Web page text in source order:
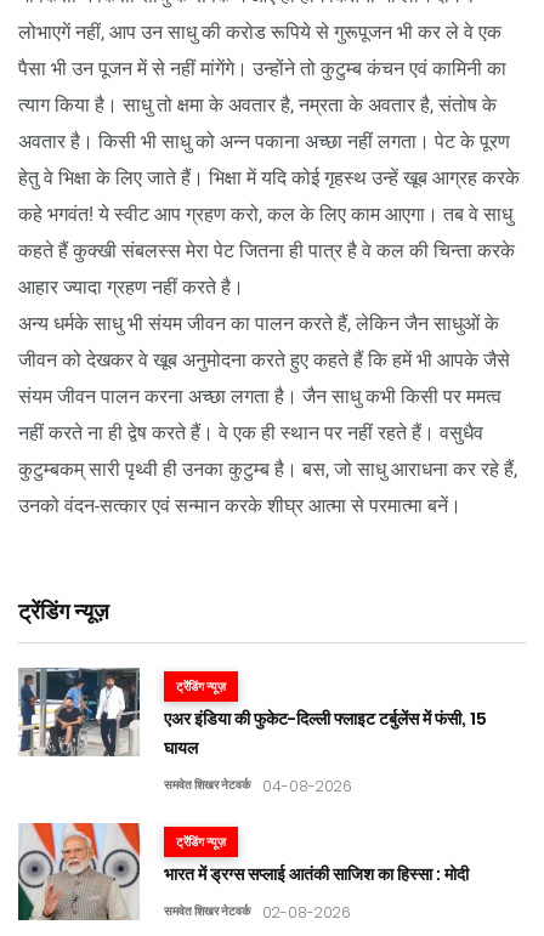
लोभाएगें नहीं, आप उन साधु की करोड रूपिये से गुरूपूजन भी कर ले वे एक
पैसा भी उन पूजन में से नहीं मांगेंगे। उन्होंने तो कुटुम्ब कंचन एवं कामिनी का
त्याग किया है। साधु तो क्षमा के अवतार है, नम्रता के अवतार है, संतोष के
अवतार है। किसी भी साधु को अन्न पकाना अच्छा नहीं लगता। पेट के पूरण
हेतु वे भिक्षा के लिए जाते हैं। भिक्षा में यदि कोई गृहस्थ उन्हें खूब आग्रह करके
कहे भगवंत! ये स्वीट आप ग्रहण करो, कल के लिए काम आएगा। तब वे साधु
कहते हैं कुक्खी संबलस्स मेरा पेट जितना ही पात्र है वे कल की चिन्ता करके
आहार ज्यादा ग्रहण नहीं करते है।
अन्य धर्मके साधु भी संयम जीवन का पालन करते हैं, लेकिन जैन साधुओं के
जीवन को देखकर वे खूब अनुमोदना करते हुए कहते हैं कि हमें भी आपके जैसे
संयम जीवन पालन करना अच्छा लगता है। जैन साधु कभी किसी पर ममत्व
नहीं करते ना ही द्वेष करते हैं। वे एक ही स्थान पर नहीं रहते हैं। वसुधैव
कुटुम्बकम् सारी पृथ्वी ही उनका कुटुम्ब है। बस, जो साधु आराधना कर रहे हैं,
उनको वंदन-सत्कार एवं सन्मान करके शीघ्र आत्मा से परमात्मा बनें।
ट्रेंडिंग न्यूज़
ट्रेंडिंग न्यूज़
एअर इंडिया की फुकेट-दिल्ली फ्लाइट टर्बुलेंस में फंसी, 15
घायल
समवेत शिखर नेटवर्क 04-08-2026
ट्रेंडिंग न्यूज़
भारत में ड्रग्स सप्लाई आतंकी साजिश का हिस्सा : मोदी
समवेत शिखर नेटवर्क 02-08-2026